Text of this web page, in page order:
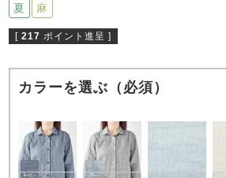
ガールズ
単品
夏 麻
[ 217 ポイント進呈 ]
カラーを選ぶ（必須）